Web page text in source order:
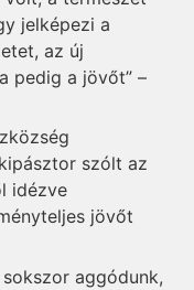
jelképezi a
az új
pedig a jövőt” –
szólt az
idézve
jövőt
aggódunk,